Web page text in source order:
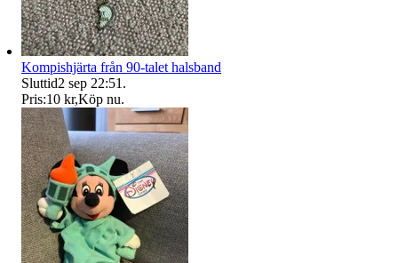
Kompishjärta från 90-talet halsband
Sluttid2 sep 22:51 .
Pris:10 kr,Köp nu.